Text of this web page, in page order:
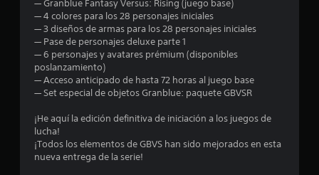
c
o
— Granblue Fantasy Versus: Rising (juego base)
— 4 colores para los 28 personajes iniciales
— 3 diseños de armas para los 28 personajes iniciales
— Pase de personajes deluxe parte 1
— 6 personajes y avatares prémium (disponibles
poslanzamiento)
— Acceso anticipado de hasta 72 horas al juego base
— Set especial de objetos Granblue: paquete GBVSR
¡He aquí la edición definitiva de iniciación a los juegos de
lucha!
¡Todos los elementos de GBVS han sido mejorados en esta
nueva entrega de la serie!